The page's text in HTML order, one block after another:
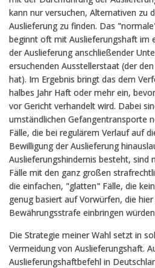
kann nur versuchen, Alternativen zu
Auslieferung zu finden. Das
beginnt oft mit Auslieferungshaft im
der Auslieferung anschließender
ersuchenden Ausstellerstaat (der
hat). Im Ergebnis bringt das dem
halbes Jahr Haft oder mehr ein,
vor Gericht verhandelt wird. Dabei
umständlichen Gefangentransporte
Fälle, die bei regulärem Verlauf auf
Bewilligung der Auslieferung
Auslieferungshindernis besteht, sind
Fälle mit den ganz großen
die einfachen, "glatten" Fälle, die
genug basiert auf Vorwürfen, die
Bewährungsstrafe einbringen
Die Strategie meiner Wahl setzt in
Vermeidung von Auslieferungshaft.
Auslieferungshaftbefehl in